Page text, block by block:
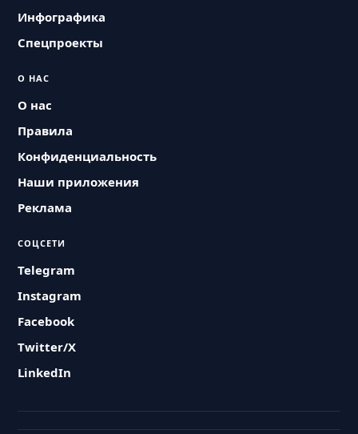
Инфографика
Спецпроекты
О НАС
О нас
Правила
Конфиденциальность
Наши приложения
Реклама
СОЦСЕТИ
Telegram
Instagram
Facebook
Twitter/X
LinkedIn